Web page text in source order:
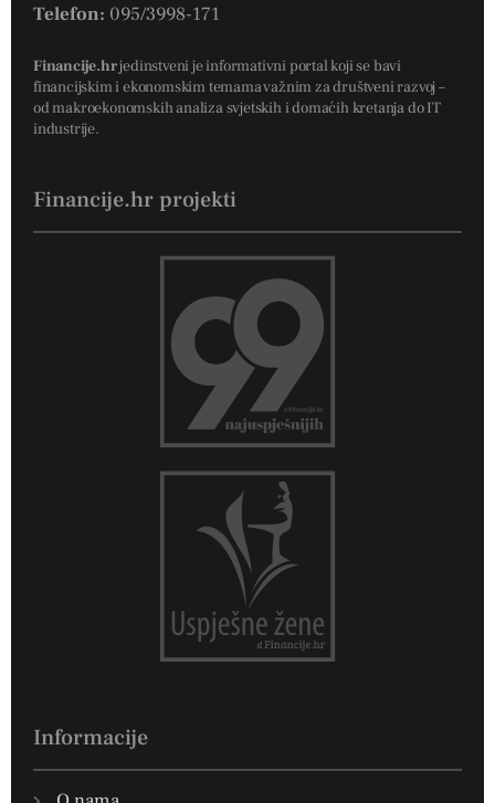
Telefon: 095/3998-171
Financije.hrjedinstveni je informativni portal koji se bavi
financijskim i ekonomskim temama važnim za društveni razvoj –
od makroekonomskih analiza svjetskih i domaćih kretanja do IT
industrije.
Financije.hr projekti
Informacije